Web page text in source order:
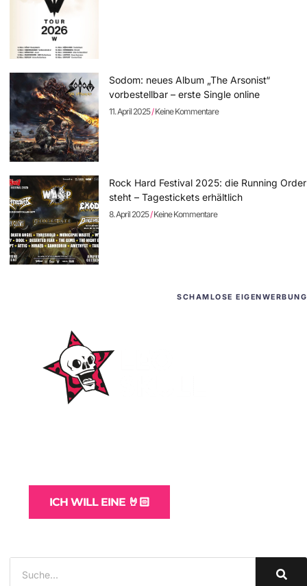
Sodom: neues Album „The Arsonist“
vorbestellbar – erste Single online
11. April 2025 Keine Kommentare
Rock Hard Festival 2025: die Running Order
steht – Tagestickets erhältlich
8. April 2025 Keine Kommentare
SCHAMLOSE EIGENWERBUNG
ICH WILL EINE 🤘🏻